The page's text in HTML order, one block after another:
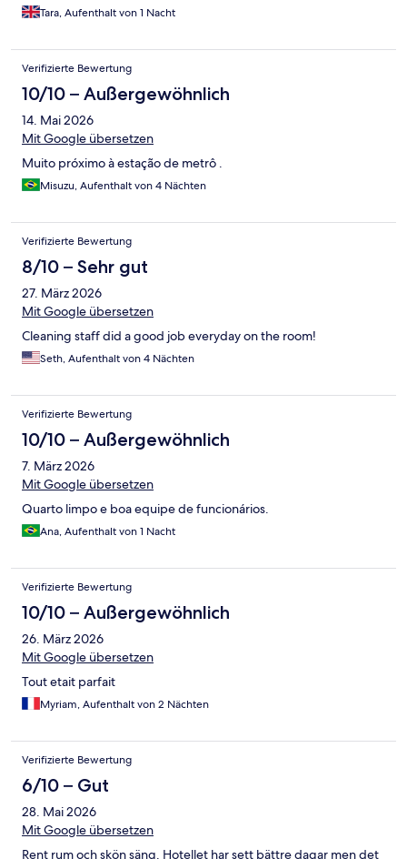
Tara, Aufenthalt von 1 Nacht
Verifizierte Bewertung
10/10 – Außergewöhnlich
14. Mai 2026
Mit Google übersetzen
Muito próximo à estação de metrô .
Misuzu, Aufenthalt von 4 Nächten
Verifizierte Bewertung
8/10 – Sehr gut
27. März 2026
Mit Google übersetzen
Cleaning staff did a good job everyday on the room!
Seth, Aufenthalt von 4 Nächten
Verifizierte Bewertung
10/10 – Außergewöhnlich
7. März 2026
Mit Google übersetzen
Quarto limpo e boa equipe de funcionários.
Ana, Aufenthalt von 1 Nacht
Verifizierte Bewertung
10/10 – Außergewöhnlich
26. März 2026
Mit Google übersetzen
Tout etait parfait
Myriam, Aufenthalt von 2 Nächten
Verifizierte Bewertung
6/10 – Gut
28. Mai 2026
Mit Google übersetzen
Rent rum och skön säng. Hotellet har sett bättre dagar men det